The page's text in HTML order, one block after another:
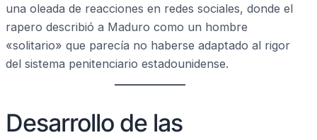
una oleada de reacciones en redes sociales, donde el
rapero describió a Maduro como un hombre
«solitario» que parecía no haberse adaptado al rigor
del sistema penitenciario estadounidense.
Desarrollo de las